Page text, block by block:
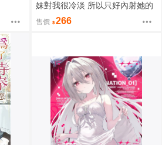
妹對我很冷淡 所以只好內射她的
好朋友（全） 作者： あきさかや
もか
售價 266